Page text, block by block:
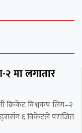
२ मा लगातार
क्रिकेट विश्वकप लिग–२
६ विकेटले पराजित